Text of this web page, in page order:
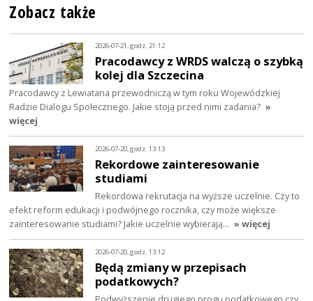
Zobacz także
2026-07-21, godz. 21:12
Pracodawcy z WRDS walczą o szybką
kolej dla Szczecina
Pracodawcy z Lewiatana przewodniczą w tym roku Wojewódzkiej
Radzie Dialogu Społecznego. Jakie stoją przed nimi zadania? »
więcej
2026-07-20, godz. 13:13
Rekordowe zainteresowanie
studiami
Rekordowa rekrutacja na wyższe uczelnie. Czy to
efekt reform edukacji i podwójnego rocznika, czy może większe
zainteresowanie studiami? Jakie uczelnie wybierają… » więcej
2026-07-20, godz. 13:12
Będą zmiany w przepisach
podatkowych?